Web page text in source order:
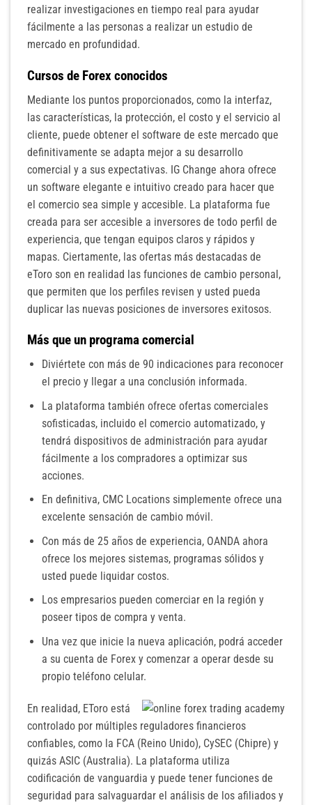
realizar investigaciones en tiempo real para ayudar
fácilmente a las personas a realizar un estudio de
mercado en profundidad.
Cursos de Forex conocidos
Mediante los puntos proporcionados, como la interfaz,
las características, la protección, el costo y el servicio al
cliente, puede obtener el software de este mercado que
definitivamente se adapta mejor a su desarrollo
comercial y a sus expectativas. IG Change ahora ofrece
un software elegante e intuitivo creado para hacer que
el comercio sea simple y accesible. La plataforma fue
creada para ser accesible a inversores de todo perfil de
experiencia, que tengan equipos claros y rápidos y
mapas. Ciertamente, las ofertas más destacadas de
eToro son en realidad las funciones de cambio personal,
que permiten que los perfiles revisen y usted pueda
duplicar las nuevas posiciones de inversores exitosos.
Más que un programa comercial
Diviértete con más de 90 indicaciones para reconocer
el precio y llegar a una conclusión informada.
La plataforma también ofrece ofertas comerciales
sofisticadas, incluido el comercio automatizado, y
tendrá dispositivos de administración para ayudar
fácilmente a los compradores a optimizar sus
acciones.
En definitiva, CMC Locations simplemente ofrece una
excelente sensación de cambio móvil.
Con más de 25 años de experiencia, OANDA ahora
ofrece los mejores sistemas, programas sólidos y
usted puede liquidar costos.
Los empresarios pueden comerciar en la región y
poseer tipos de compra y venta.
Una vez que inicie la nueva aplicación, podrá acceder
a su cuenta de Forex y comenzar a operar desde su
propio teléfono celular.
En realidad, EToro está
controlado por múltiples reguladores financieros
confiables, como la FCA (Reino Unido), CySEC (Chipre) y
quizás ASIC (Australia). La plataforma utiliza
codificación de vanguardia y puede tener funciones de
seguridad para salvaguardar el análisis de los afiliados y